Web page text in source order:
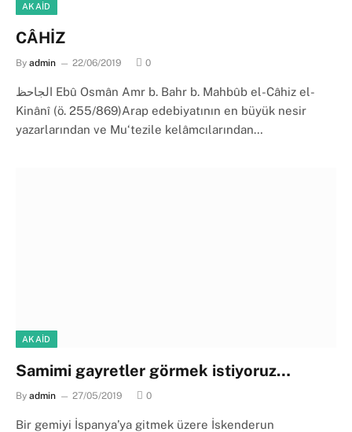
AKAID
CÂHİZ
By admin 22/06/2019 0
الجاحظ Ebû Osmân Amr b. Bahr b. Mahbûb el-Câhiz el-
Kinânî (ö. 255/869)Arap edebiyatının en büyük nesir
yazarlarından ve Mu‘tezile kelâmcılarından…
AKAID
Samimi gayretler görmek istiyoruz…
By admin 27/05/2019 0
Bir gemiyi İspanya’ya gitmek üzere İskenderun